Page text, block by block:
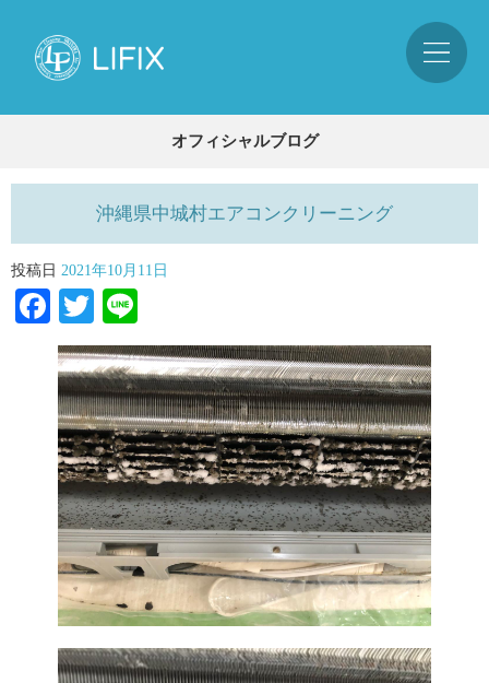
オフィシャルブログ
沖縄県中城村エアコンクリーニング
投稿日 2021年10月11日
Facebook
Twitter